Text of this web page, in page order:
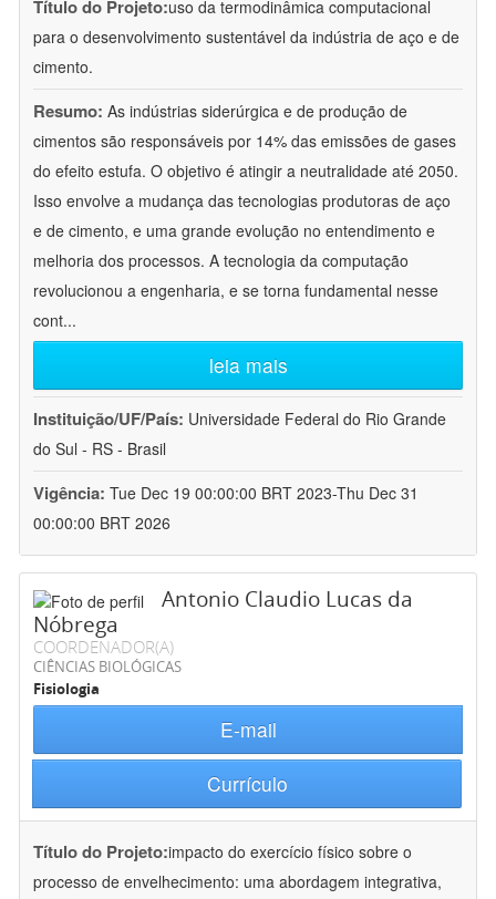
Título do Projeto:uso da termodinâmica computacional
para o desenvolvimento sustentável da indústria de aço e de
cimento.
Resumo: As indústrias siderúrgica e de produção de
cimentos são responsáveis por 14% das emissões de gases
do efeito estufa. O objetivo é atingir a neutralidade até 2050.
Isso envolve a mudança das tecnologias produtoras de aço
e de cimento, e uma grande evolução no entendimento e
melhoria dos processos. A tecnologia da computação
revolucionou a engenharia, e se torna fundamental nesse
cont...
leia mais
Instituição/UF/País: Universidade Federal do Rio Grande
do Sul - RS - Brasil
Vigência: Tue Dec 19 00:00:00 BRT 2023-Thu Dec 31
00:00:00 BRT 2026
Antonio Claudio Lucas da
Nóbrega
COORDENADOR(A)
CIÊNCIAS BIOLÓGICAS
Fisiologia
E-mail
Currículo
Título do Projeto:impacto do exercício físico sobre o
processo de envelhecimento: uma abordagem integrativa,